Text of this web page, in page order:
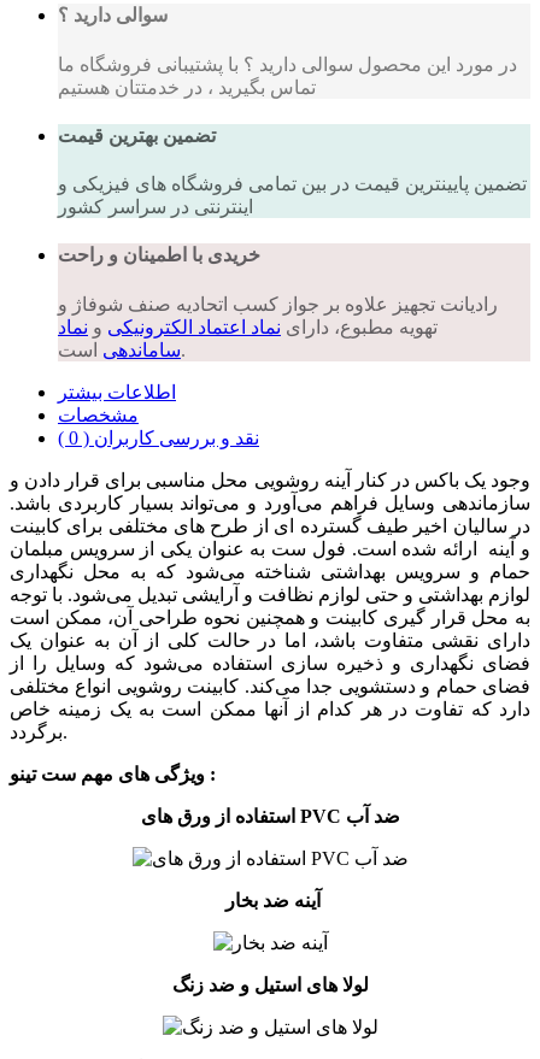
سوالی دارید ؟
در مورد این محصول سوالی دارید ؟ با پشتیبانی فروشگاه ما
تماس بگیرید ، در خدمتتان هستیم
تضمین بهترین قیمت
تضمین پایینترین قیمت در بین تمامی فروشگاه های فیزیکی و
اینترنتی در سراسر کشور
خریدی با اطمینان و راحت
رادیانت تجهیز علاوه بر جواز کسب اتحادیه صنف شوفاژ و
تهویه مطبوع، دارای نماد اعتماد الکترونیکی و نماد
ساماندهیاست.
اطلاعات بیشتر
مشخصات
نقد و بررسی کاربران ( 0 )
وجود یک باکس در کنار آینه روشویی محل مناسبی برای قرار دادن و
سازماندهی وسایل فراهم می‌آورد و می‌تواند بسیار کاربردی باشد.
در سالیان اخیر طیف گسترده ای از طرح های مختلفی برای کابینت
و آینه ارائه شده است. فول ست به عنوان یکی از سرویس مبلمان
حمام و سرویس بهداشتی شناخته می‌شود که به محل نگهداری
لوازم بهداشتی و حتی لوازم نظافت و آرایشی تبدیل می‌شود. با توجه
به محل قرار گیری کابینت و همچنین نحوه طراحی آن، ممکن است
دارای نقشی متفاوت باشد، اما در حالت کلی از آن به عنوان یک
فضای نگهداری و ذخیره سازی استفاده می‌شود که وسایل را از
فضای حمام و دستشویی جدا می‌کند. کابینت روشویی انواع مختلفی
دارد که تفاوت در هر کدام از آنها ممکن است به یک زمینه خاص
برگردد.
ویژگی های مهم ست تینو :
استفاده از ورق های PVC ضد آب
آینه ضد بخار
لولا های استیل و ضد زنگ